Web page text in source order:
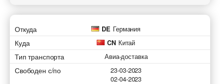
Откуда DE Германия
Куда CN Китай
Тип транспорта Авиа-доставка
Свободен с/по
23-03-2023
02-04-2023